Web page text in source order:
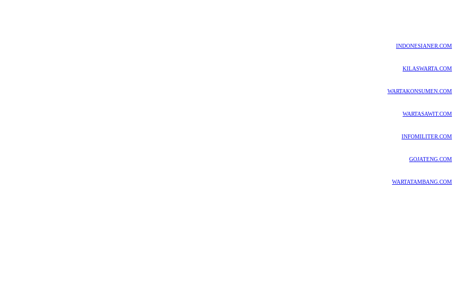
INDONESIANER.COM
KILASWARTA.COM
WARTAKONSUMEN.COM
WARTASAWIT.COM
INFOMILITER.COM
GOJATENG.COM
WARTATAMBANG.COM